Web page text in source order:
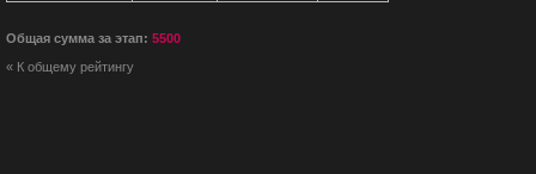
Общая сумма за этап: 5500
« К общему рейтингу